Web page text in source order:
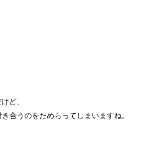
ど、
合うのをためらってしまいますね。